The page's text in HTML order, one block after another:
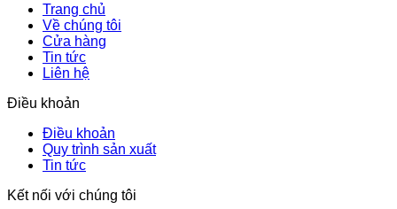
Trang chủ
Về chúng tôi
Cửa hàng
Tin tức
Liên hệ
Điều khoản
Điều khoản
Quy trình sản xuất
Tin tức
Kết nối với chúng tôi